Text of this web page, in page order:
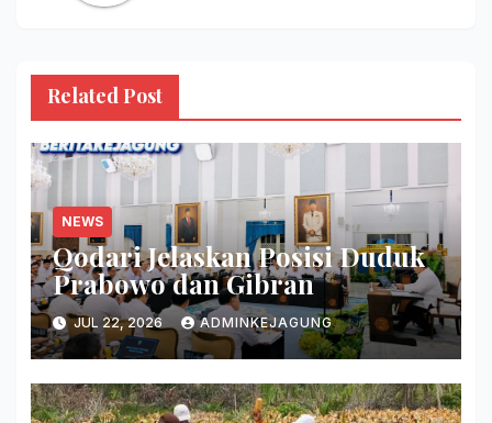
Related Post
NEWS
Qodari Jelaskan Posisi Duduk
Prabowo dan Gibran
JUL 22, 2026 ADMINKEJAGUNG